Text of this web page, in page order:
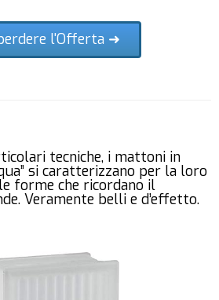
l'Offerta ➜
tecniche, i mattoni in
si caratterizzano per la loro
forme che ricordano il
Veramente belli e d’effetto.